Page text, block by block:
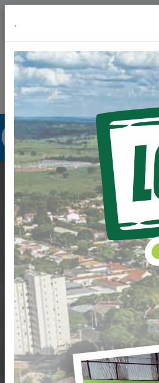
DEPUTADO
TONINHO
CUMPRE
LOANDA
.